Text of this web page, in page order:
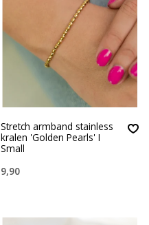
Stretch armband stainless
kralen 'Golden Pearls' I
Small
9,90